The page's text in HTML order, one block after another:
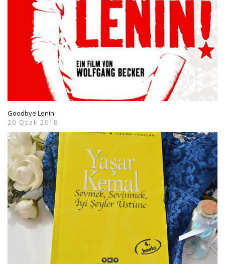
Goodbye Lenin
20 Ocak 2018